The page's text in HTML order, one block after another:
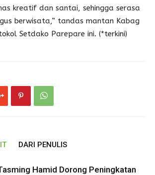
kreatif dan santai, sehingga serasa
berwisata,” tandas mantan Kabag
Setdako Parepare ini. (*terkini)
DARI PENULIS
Hamid Dorong Peningkatan